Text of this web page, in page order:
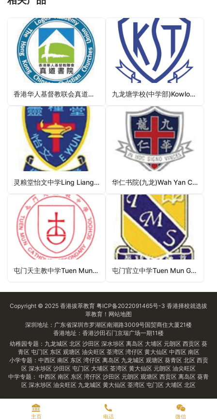
香港华人基督教联会真道书院HKCCCU Logos Academy（西贡区中学） 九龙塘学校(中学部)Kowloon Tong School (Secondary Section)（九龙城区中学）
灵粮堂怡文中学Ling Liang Church E Wun Secondary School（离岛区中学） 华仁书院(九龙)Wah Yan College Kowloon（油尖旺区中学）
屯门天主教中学Tuen Mun Catholic Secondary School（屯门区中学） 屯门官立中学Tuen Mun Government Secondary School（屯门区中学）
Copyright © 2025 香港拔萃教育 粤ICP备2022091465号-3 香港择校就选拔
萃教育！ 网站地图
深圳地址：广东省深圳市罗湖区南湖路3009号国贸商住大厦21楼
香港地址：香港沙田石门京瑞广场一期11楼
幼稚园专题： 九龙城区 北区 沙田区 深水埗区 离岛区 大埔区 元朗区 西贡区 葵
青区 屯门区 东区 观塘区 油尖旺区 荃湾区 湾仔区 黄大仙区 中西区 南区
小学专题： 中西区 南区 东区 湾仔区 离岛区 九龙城区 观塘区 葵青区 北区 西贡
区 深水埗区 沙田区 屯门区 大埔区 荃湾区 黄大仙区 元朗区 油尖旺区
中学专题： 中西区 南区 东区 湾仔区 沙田区 元朗区 观塘区 西贡区 离岛区 葵青
区 深水埗区 油尖旺区 九龙城区 黄大仙区 荃湾区 屯门区 大埔区 北区
主页 电话 微信